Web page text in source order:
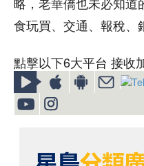
食玩買、交通、報稅、
點擊以下6大平台 接收